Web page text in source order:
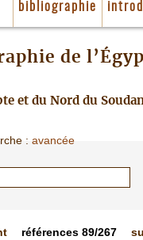
bibliographie
de
et du Nord du Soudan
:avancée
références 89/267